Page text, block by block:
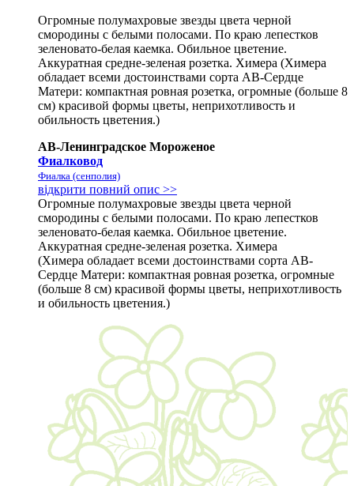
Огромные полумахровые звезды цвета черной
смородины с белыми полосами. По краю лепестков
зеленовато-белая каемка. Обильное цветение.
Аккуратная средне-зеленая розетка. Химера (Химера
обладает всеми достоинствами сорта АВ-Сердце
Матери: компактная ровная розетка, огромные (больше 8
см) красивой формы цветы, неприхотливость и
обильность цветения.)
АВ-Ленинградское Мороженое
Фиалковод
Фиалка (сенполия)
відкрити повний опис >>
Огромные полумахровые звезды цвета черной
смородины с белыми полосами. По краю лепестков
зеленовато-белая каемка. Обильное цветение.
Аккуратная средне-зеленая розетка. Химера
(Химера обладает всеми достоинствами сорта АВ-
Сердце Матери: компактная ровная розетка, огромные
(больше 8 см) красивой формы цветы, неприхотливость
и обильность цветения.)